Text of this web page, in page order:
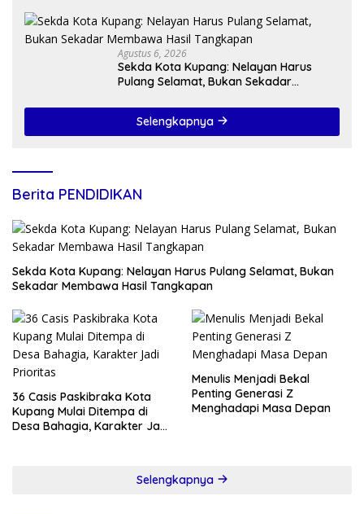
Agustus 6, 2026
Sekda Kota Kupang: Nelayan Harus
Pulang Selamat, Bukan Sekadar
Selengkapnya
Berita PENDIDIKAN
Sekda Kota Kupang: Nelayan Harus Pulang Selamat, Bukan
Sekadar Membawa Hasil Tangkapan
36 Casis Paskibraka Kota
Kupang Mulai Ditempa di
Desa Bahagia, Karakter Jadi
Menulis Menjadi Bekal
Penting Generasi Z
Menghadapi Masa Depan
Selengkapnya